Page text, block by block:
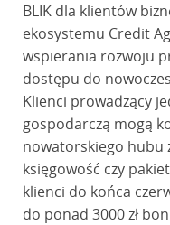
BLIK dla klientów
ekosystemu Credit
wspierania rozwoju
dostępu do
Klienci prowadzący
gospodarczą mogą
nowatorskiego hubu
księgowość czy
klienci do końca
do ponad 3000 zł